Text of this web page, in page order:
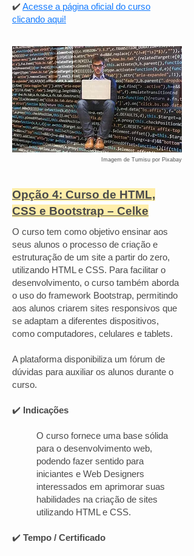
✔️Acesse a página oficial do curso
clicando aqui!
Imagem de Tumisu por Pixabay
Opção 4: Curso de HTML,
CSS e Bootstrap – Celke
O curso tem como objetivo ensinar aos
seus alunos o processo de criação e
estruturação de um site a partir do zero,
utilizando HTML e CSS. Para facilitar o
desenvolvimento, o curso também aborda
o uso do framework Bootstrap, permitindo
aos alunos criarem sites responsivos que
se adaptam a diferentes dispositivos,
como computadores, celulares e tablets.
A plataforma disponibiliza um fórum de
dúvidas para auxiliar os alunos durante o
curso.
✔️ Indicações
O curso fornece uma base sólida
para o desenvolvimento web,
podendo fazer sentido para
iniciantes e Web Designers
interessados em aprimorar suas
habilidades na criação de sites
utilizando HTML e CSS.
✔️ Tempo / Certificado